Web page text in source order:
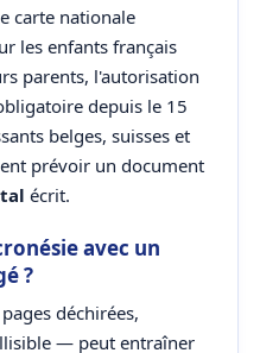
carte nationale
les enfants français
parents, l'autorisation
depuis le 15
belges, suisses et
prévoir un document
écrit.
avec un
?
déchirées,
— peut entraîner